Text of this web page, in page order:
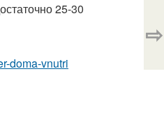
25-30
doma-vnutri
⇨